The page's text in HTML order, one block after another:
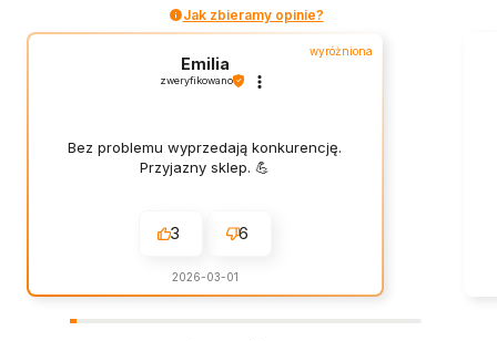
Jak zbieramy opinie?
wyróżniona
Emilia
zweryfikowano
Bez problemu wyprzedają konkurencję.
Przyjazny sklep. 💪
3 6
2026-03-01